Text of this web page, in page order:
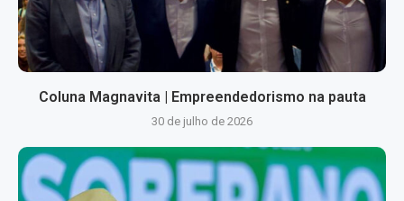
Coluna Magnavita | Empreendedorismo na pauta
30 de julho de 2026